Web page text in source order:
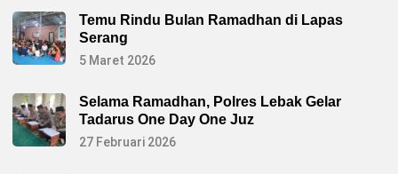
Temu Rindu Bulan Ramadhan di Lapas
Serang
5 Maret 2026
Selama Ramadhan, Polres Lebak Gelar
Tadarus One Day One Juz
27 Februari 2026